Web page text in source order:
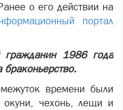
о его действии на
портал
гражданин 1986 года
времени были
чехонь, лещи и